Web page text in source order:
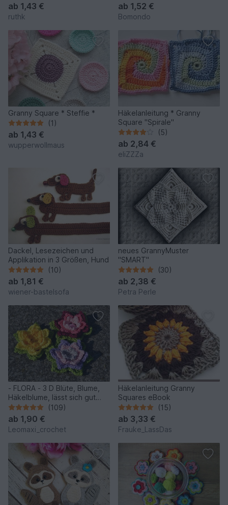
ab 1,43 €
ruthk
ab 1,52 €
Bomondo
Granny Square * Steffie *
(1)
ab 1,43 €
wupperwollmaus
Häkelanleitung * Granny
Square "Spirale"
(5)
ab 2,84 €
eliZZZa
Dackel, Lesezeichen und
Applikation in 3 Größen, Hund
(10)
ab 1,81 €
wiener-bastelsofa
neues GrannyMuster
"SMART"
(30)
ab 2,38 €
Petra Perle
- FLORA - 3 D Blüte, Blume,
Häkelblume, lässt sich gut
erweitern
(109)
ab 1,90 €
Leomaxi_crochet
Häkelanleitung Granny
Squares eBook
(15)
ab 3,33 €
Frauke_LassDas